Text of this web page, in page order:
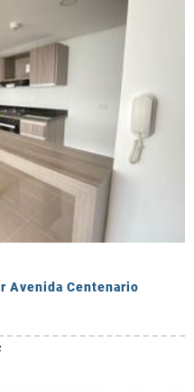
Avenida Centenario